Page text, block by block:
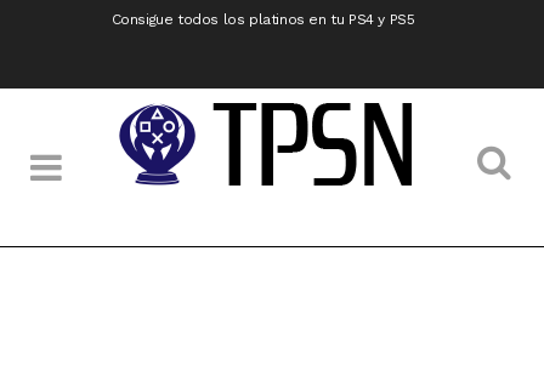
Consigue todos los platinos en tu PS4 y PS5